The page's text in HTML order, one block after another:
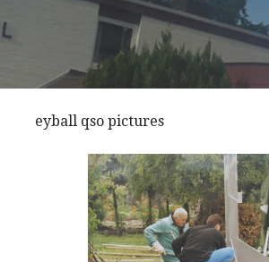
eyball qso pictures